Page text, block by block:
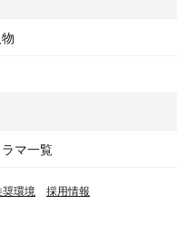
愛称のマギーに改名
代･部活動）、ダン
ラマ一覧
奨環境 採用情報